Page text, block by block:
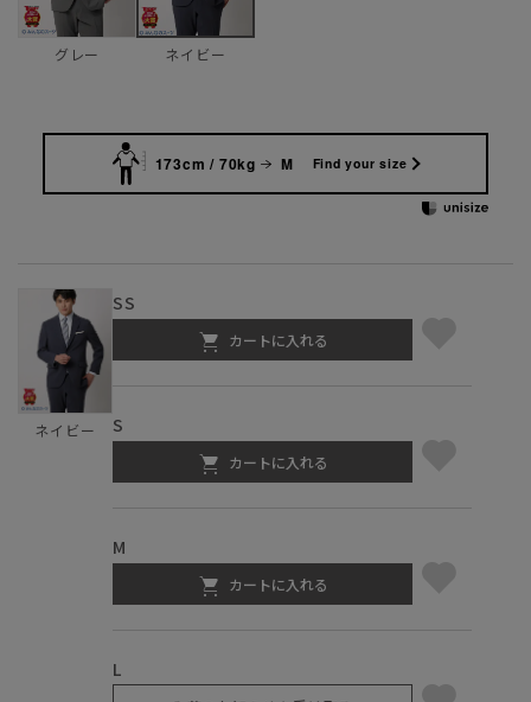
グレー ネイビー
173cm / 70kg M Find your size
ネイビー
SS
カートに入れる
S
カートに入れる
M
カートに入れる
L